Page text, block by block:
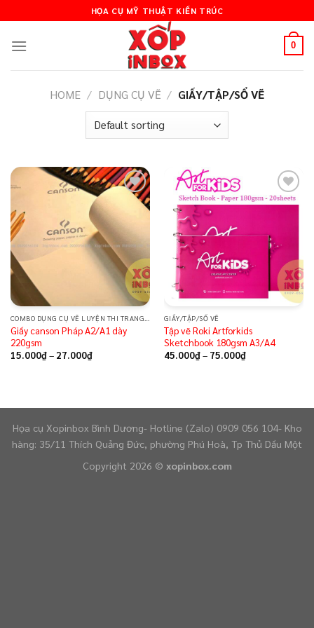
to
content
HỌA CỤ MỸ THUẬT KIẾN TRÚC
0
HOME / DỤNG CỤ VẼ / GIẤY/TẬP/SỔ VẼ
Add to
Giấy canson Pháp A2/A1 dày
220gsm
15.000₫– 27.000₫
Add to
GIẤY/TẬP/SỔ VẼ
Tập vẽ Roki Artforkids
Sketchbook 180gsm A3/A4
45.000₫– 75.000₫
Họa cụ Xopinbox Bình Dương- Hotline (Zalo) 0909 056 104- Kho
hàng: 35/11 Thích Quảng Đức, phường Phú Hoà, Tp Thủ Dầu Một
Copyright 2026 © xopinbox.com